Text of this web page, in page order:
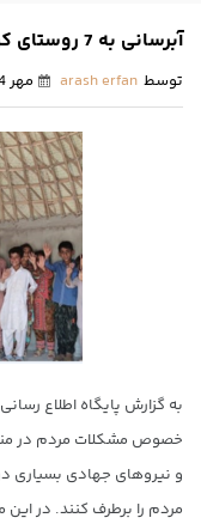
آبرسانی به 7 روستای کرمان با تلاش طلاب جهادی
توسط arash erfan مهر 24, 1400
به گزارش پایگاه اطلاع
خصوص مشکلات مردم در
و نیروهای جهادی بسیاری
مردم را برطرف کنند. در